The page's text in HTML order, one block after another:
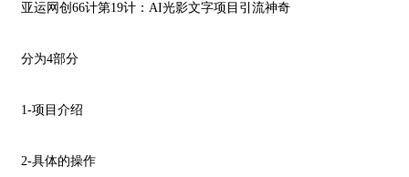
亚运网创66计第19计：AI光影文字项目引流神奇
分为4部分
1-项目介绍
2-具体的操作